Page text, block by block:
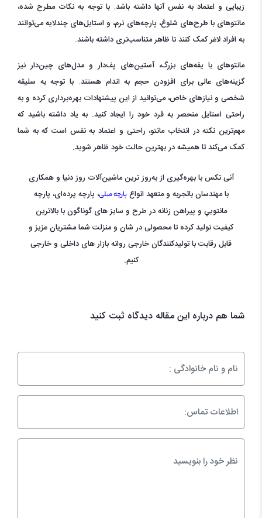
زیبایی و اعتماد به نفس آنها داشته باشد. با توجه به نکات مطرح شده،
مانتوهای با طرح‌های شلوغ، پارچه‌های نرم، و استایل‌های چندلایه می‌توانند
به افراد لاغر کمک کنند تا ظاهر متناسب‌تری داشته باشند.
مانتوهای با یقه‌های بزرگ، آستین‌های پف‌دار و مدل‌های چین‌دار نیز
گزینه‌های عالی برای افزودن حجم به اندام هستند. با توجه به سلیقه
شخصی و نیازهای خاص، می‌توانید از این پیشنهادات بهره‌برداری کرده و به
راحتی استایل منحصر به فرد خود را ایجاد کنید. به یاد داشته باشید که
مهم‌ترین نکته در انتخاب مانتو، راحتی و اعتماد به نفس است که به شما
کمک می‌کند تا همیشه در بهترین حالت خود ظاهر شوید.
آنی تکس با بهره‌گیری از به‌روز ترین ماشین‌آلات روز دنیا و همکاری
با مهندسان باتجربه و متعهد انواعپارچه مبلی، پارچه پرده‌ای، پارچه
مانتويي و پيراهن زنانه در طرح و سایز های گوناگون با بالاترین
کیفیت تولید کرده تا محصولی در شان و منزلت شما مشتریان عزیز و
قابل رقابت با تولیدکنندگان خارجی روانه بازار های داخلی و خارجی
کنیم.
شما هم درباره این مقاله دیدگاه ثبت کنید